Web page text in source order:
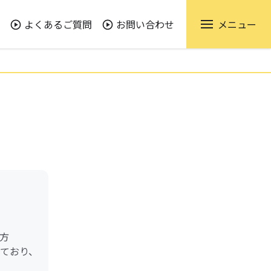
よくあるご質問 お問い合わせ メニュー
おり、